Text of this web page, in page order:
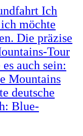
Ich
möchte
Die präzise
Tour
auch sein:
Mountains
deutsche
Blue-